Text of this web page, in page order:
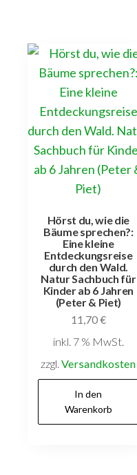
Hörst du, wie die
Bäume sprechen?:
Eine kleine
Entdeckungsreise
durch den Wald.
Natur Sachbuch für
Kinder ab 6 Jahren
(Peter & Piet)
11,70€
inkl. 7 % MwSt.
zzgl.Versandkosten
In den
Warenkorb